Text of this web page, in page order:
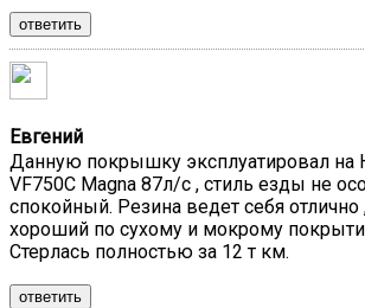
ответить
Евгений
Данную покрышку эксплуатировал на
VF750C Magna 87л/с , стиль езды не
спокойный. Резина ведет себя отлично
хороший по сухому и мокрому
Стерлась полностью за 12 т км.
ответить